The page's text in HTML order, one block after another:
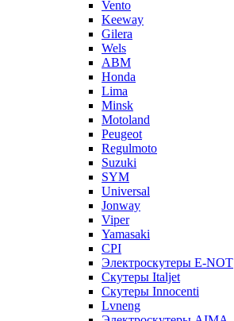
Vento
Keeway
Gilera
Wels
ABM
Honda
Lima
Minsk
Motoland
Peugeot
Regulmoto
Suzuki
SYM
Universal
Jonway
Viper
Yamasaki
CPI
Электроскутеры E-NOT
Скутеры Italjet
Скутеры Innocenti
Lvneng